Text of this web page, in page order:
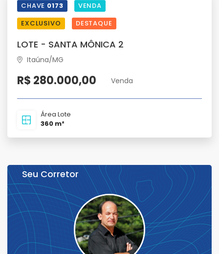
CHAVE 0173
VENDA
EXCLUSIVO
DESTAQUE
LOTE - SANTA MÔNICA 2
Itaúna/MG
R$ 280.000,00 Venda
Área Lote
360 m²
Seu Corretor